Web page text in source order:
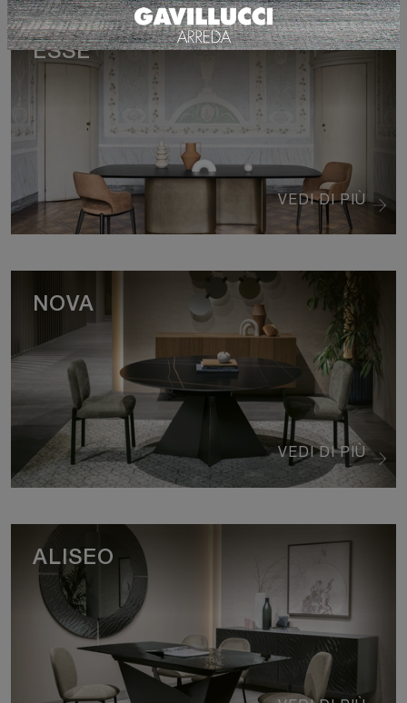
VEDI DI PIÙ
ESSE
VEDI DI PIÙ
NOVA
ALISEO